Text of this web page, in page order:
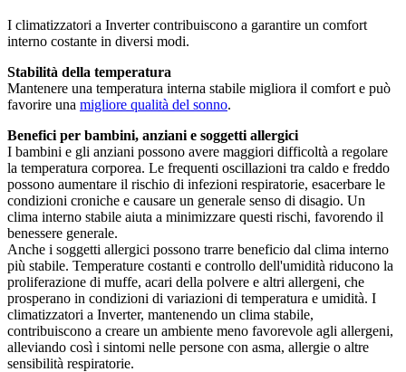
I climatizzatori a Inverter contribuiscono a garantire un comfort
interno costante in diversi modi.
Stabilità della temperatura
Mantenere una temperatura interna stabile migliora il comfort e può
favorire una migliore qualità del sonno.
Benefici per bambini, anziani e soggetti allergici
I bambini e gli anziani possono avere maggiori difficoltà a regolare
la temperatura corporea. Le frequenti oscillazioni tra caldo e freddo
possono aumentare il rischio di infezioni respiratorie, esacerbare le
condizioni croniche e causare un generale senso di disagio. Un
clima interno stabile aiuta a minimizzare questi rischi, favorendo il
benessere generale.
Anche i soggetti allergici possono trarre beneficio dal clima interno
più stabile. Temperature costanti e controllo dell'umidità riducono la
proliferazione di muffe, acari della polvere e altri allergeni, che
prosperano in condizioni di variazioni di temperatura e umidità. I
climatizzatori a Inverter, mantenendo un clima stabile,
contribuiscono a creare un ambiente meno favorevole agli allergeni,
alleviando così i sintomi nelle persone con asma, allergie o altre
sensibilità respiratorie.